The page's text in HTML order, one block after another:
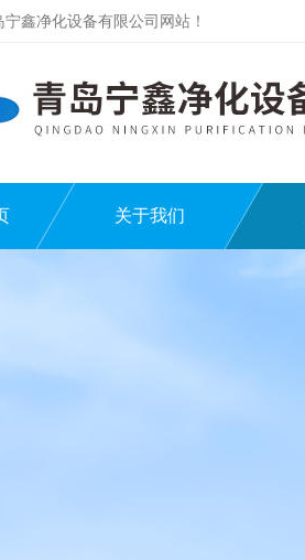
鑫净化设备有限公司网站！
关于我们